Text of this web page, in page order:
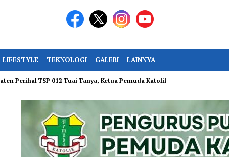
LIFESTYLE TEKNOLOGI GALERI LAINNYA
TSP 012 Tuai Tanya, Ketua Pemuda Katolik Kepri Desak Keterbukaan